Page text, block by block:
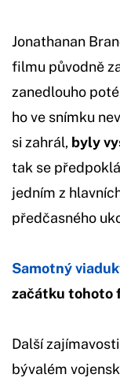
Jonathanan
filmu původně
zanedlouho
ho ve snímku
si zahrál, byly
tak se
jedním z
předčasného
Samotný
začátku tohoto
Další
bývalém